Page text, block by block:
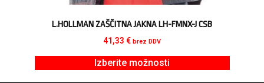
L.HOLLMAN ZAŠČITNA JAKNA LH-FMNX-J CSB
41,33 € brez DDV
Izberite možnosti